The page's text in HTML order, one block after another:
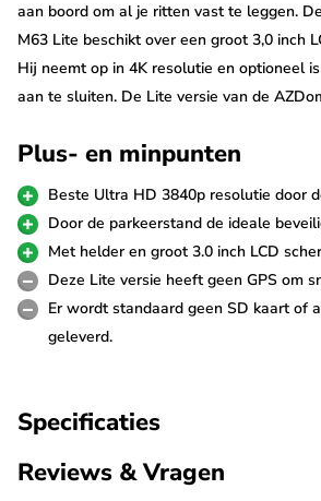
aan boord om al je ritten vast te leggen.
M63 Lite beschikt over een groot 3,0 inch
Hij neemt op in 4K resolutie en optioneel
aan te sluiten. De Lite versie van de
Ultra 4K resolutie
De AZDome M63 Lite dashcam is
8.0MP beeldsensor die garant staat voor
video's. Hij filmt met een resolutie van
maar je kunt hem ook op FullHD 60fps
technologie staat garant voor een
minder geschikt om in vrachtwagens of
Plus- en minpunten
Beste Ultra HD 3840p resolutie door
Door de parkeerstand de ideale
Met helder en groot 3.0 inch LCD
Deze Lite versie heeft geen GPS om
Er wordt standaard geen SD kaart of
geleverd.
Specificaties
Reviews & Vragen